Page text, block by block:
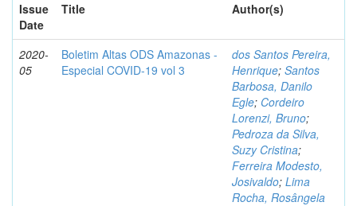
Issue
Date
Title Author(s)
2020-
05
Boletim Altas ODS Amazonas -
Especial COVID-19 vol 3
dos Santos Pereira,
Henrique; Santos
Barbosa, Danilo
Egle; Cordeiro
Lorenzi, Bruno;
Pedroza da Silva,
Suzy Cristina;
Ferreira Modesto,
Josivaldo; Lima
Rocha, Rosângela